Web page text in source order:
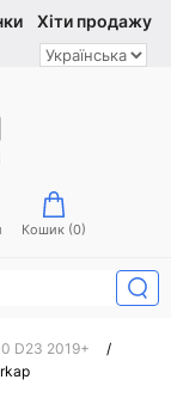
Хіти продажу
Кошик (0)
D23 2019+
/